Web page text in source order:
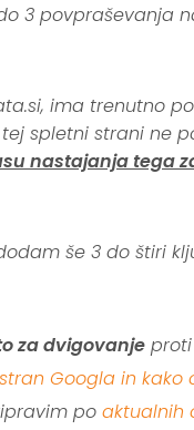
3 povpraševanja
ima trenutno
spletni strani ne
nastajanja tega
še 3 do štiri
za dvigovanje
Googla in kako
poaktualnih